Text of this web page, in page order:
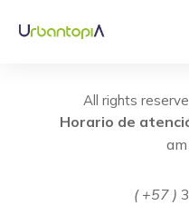
All rights
Horario de
( +57 )